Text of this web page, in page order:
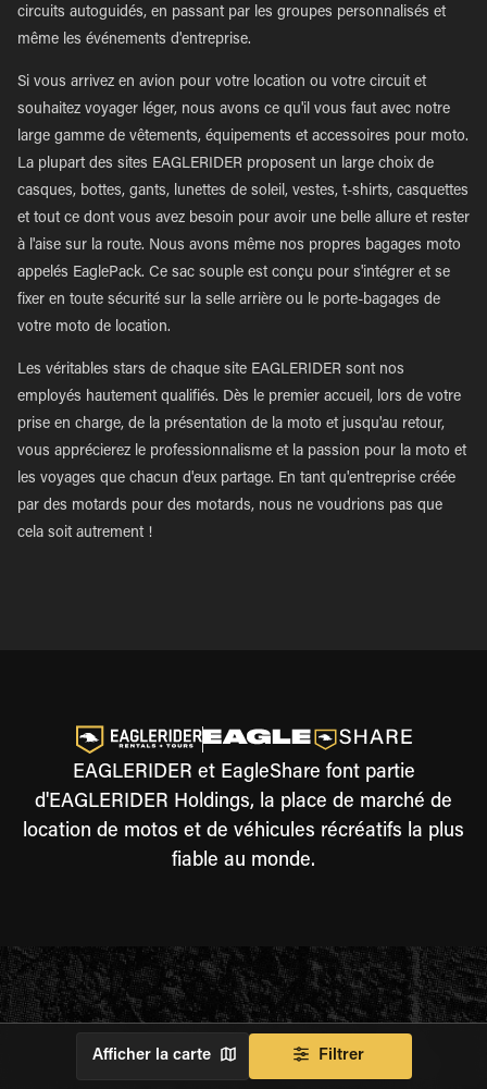
circuits autoguidés, en passant par les groupes personnalisés et
même les événements d'entreprise.
Si vous arrivez en avion pour votre location ou votre circuit et
souhaitez voyager léger, nous avons ce qu'il vous faut avec notre
large gamme de vêtements, équipements et accessoires pour moto.
La plupart des sites EAGLERIDER proposent un large choix de
casques, bottes, gants, lunettes de soleil, vestes, t-shirts, casquettes
et tout ce dont vous avez besoin pour avoir une belle allure et rester
à l'aise sur la route. Nous avons même nos propres bagages moto
appelés EaglePack. Ce sac souple est conçu pour s'intégrer et se
fixer en toute sécurité sur la selle arrière ou le porte-bagages de
votre moto de location.
Les véritables stars de chaque site EAGLERIDER sont nos
employés hautement qualifiés. Dès le premier accueil, lors de votre
prise en charge, de la présentation de la moto et jusqu'au retour,
vous apprécierez le professionnalisme et la passion pour la moto et
les voyages que chacun d'eux partage. En tant qu'entreprise créée
par des motards pour des motards, nous ne voudrions pas que
cela soit autrement !
EAGLERIDER et EagleShare font partie
d'EAGLERIDER Holdings, la place de marché de
location de motos et de véhicules récréatifs la plus
fiable au monde.
Afficher la carte Filtrer